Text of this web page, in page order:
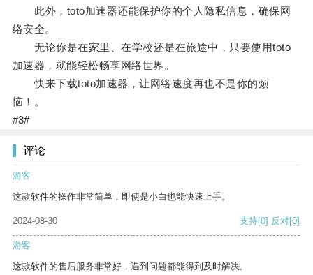
此外，toto加速器还能保护你的个人隐私信息，确保网
络安全。
无论你是在家里、在学校还是在旅途中，只要使用toto
加速器，就能轻松畅享网络世界。
快来下载toto加速器，让网络速度再也不是你的烦
恼！。
#3#
评论
游客
这款软件的操作非常简单，即使是小白也能快速上手。
2024-08-30 支持[0] 反对[0]
游客
这款软件的售后服务非常好，遇到问题都能得到及时解决。